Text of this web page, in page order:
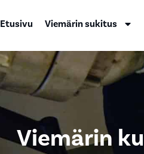
Etusivu Viemärin sukitus
Viemärin